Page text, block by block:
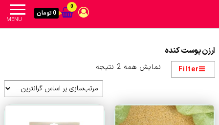
MENU
0
0 تومان
ارزن پوست کنده
Filter نمایش همه 2 نتیجه
بر
اساس
قیمت: